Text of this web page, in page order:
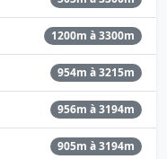
1200m à 3300m
954m à 3215m
956m à 3194m
905m à 3194m